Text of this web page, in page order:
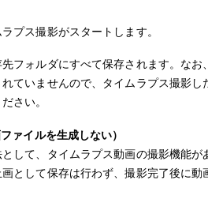
プス撮影がスタートします。
フォルダにすべて保存されます。な
ていませんので、タイムラプス撮影し
さい。
ァイルを生成しない）
して、タイムラプス動画の撮影機能
として保存は行わず、撮影完了後に動